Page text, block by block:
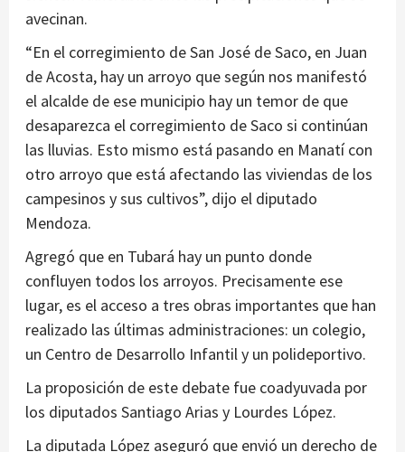
avecinan.
“En el corregimiento de San José de Saco, en Juan
de Acosta, hay un arroyo que según nos manifestó
el alcalde de ese municipio hay un temor de que
desaparezca el corregimiento de Saco si continúan
las lluvias. Esto mismo está pasando en Manatí con
otro arroyo que está afectando las viviendas de los
campesinos y sus cultivos”, dijo el diputado
Mendoza.
Agregó que en Tubará hay un punto donde
confluyen todos los arroyos. Precisamente ese
lugar, es el acceso a tres obras importantes que han
realizado las últimas administraciones: un colegio,
un Centro de Desarrollo Infantil y un polideportivo.
La proposición de este debate fue coadyuvada por
los diputados Santiago Arias y Lourdes López.
La diputada López aseguró que envió un derecho de